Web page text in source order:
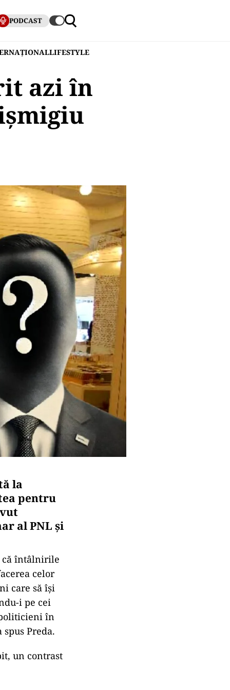
PODCAST
LIFESTYLE
azi în
la
pentru
al PNL și
că întâlnirile
celor
care să își
i pe cei
în
Preda.
un contrast